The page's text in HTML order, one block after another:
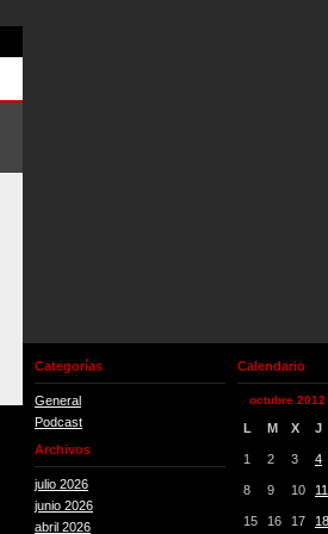
Categorías
General
Podcast
Archivos
julio 2026
junio 2026
abril 2026
Calendario
octubre 2012
L M X J
1 2 3 4
8 9 10 11
15 16 17 18